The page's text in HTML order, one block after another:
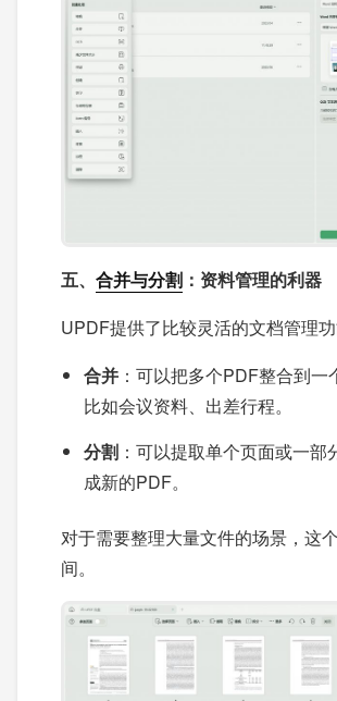
五、 合并与分割 ：资料管理的利器
UPDF提供了比较灵活的文档管理功
合并 ：可以把多个PDF整合到一
比如会议资料、出差行程。
分割 ：可以提取单个页面或一部
成新的PDF。
对于需要整理大量文件的场景，这
间。